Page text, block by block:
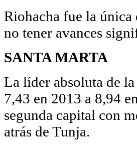
Riohacha fue la única
no tener avances
SANTA MARTA
La líder absoluta de
7,43 en 2013 a 8,94
segunda capital con
atrás de Tunja.